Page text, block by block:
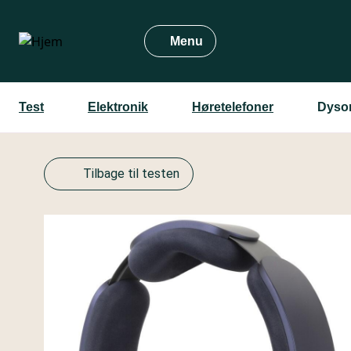
hovedindhold
Menu
Test Elektronik Høretelefoner
Tilbage til testen